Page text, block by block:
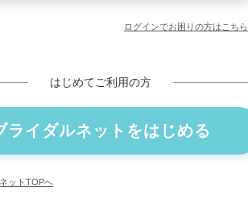
ログインでお困りの方はこちら
はじめてご利用の方
ライダルネットをはじめる
ットTOPへ